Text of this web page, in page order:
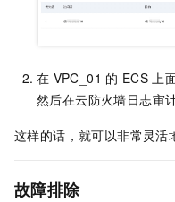
在 VPC_01 的 ECS 上
然后在云防火墙日志审
这样的话，就可以非常灵活
故障排除